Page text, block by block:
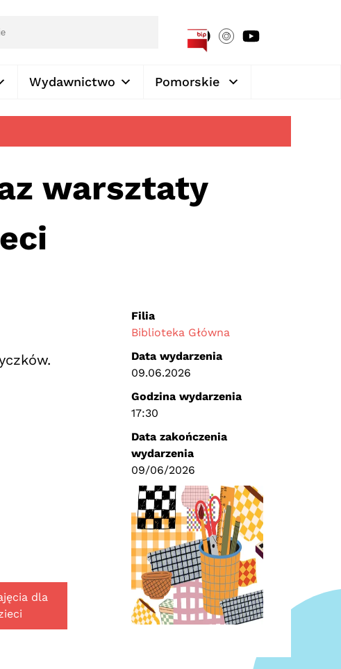
Wydawnictwo Pomorskie
warsztaty
dla
Filia
Biblioteka Główna
Data wydarzenia
09.06.2026
Godzina wydarzenia
17:30
Data zakończenia
wydarzenia
09/06/2026